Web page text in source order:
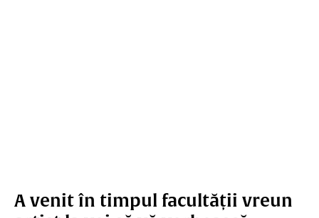
A venit în timpul facultății vreun